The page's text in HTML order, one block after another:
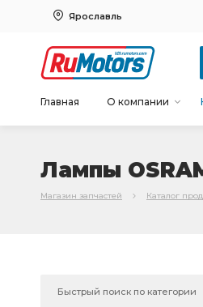
Ярославль
Главная О компании
Лампы
Магазин запчастей Каталог